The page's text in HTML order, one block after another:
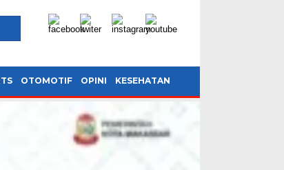
OTOMOTIF OPINI KESEHATAN